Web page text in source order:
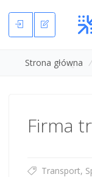
Strona główna /
Firma
Transport,